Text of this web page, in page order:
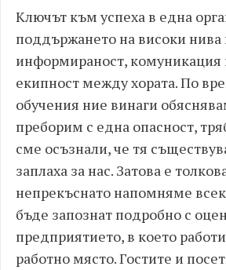
Ключът към успеха в една
поддържането на високи нива
информираност, комуникация
екипност между хората. По
обучения ние винаги
преборим с една опасност,
сме осъзнали, че тя
заплаха за нас. Затова е
непрекъснато напомняме
бъде запознат подробно с
предприятието, в което
работно място. Гостите и